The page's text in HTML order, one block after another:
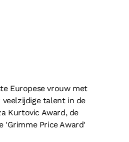
Europese vrouw met
talent in de
Kurtovic Award, de
'Grimme Price Award'